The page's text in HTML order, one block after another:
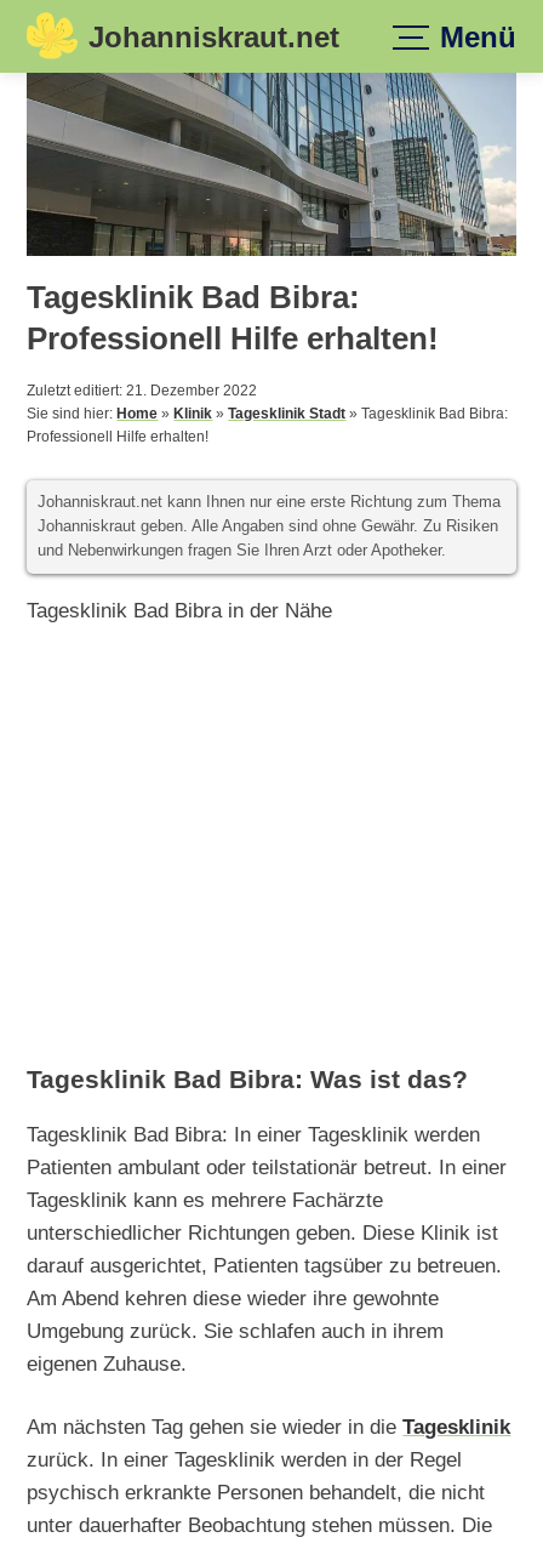
Skip
content
Johanniskraut.net Menü
Tagesklinik Bad Bibra:
Professionell Hilfe erhalten!
Zuletzt editiert: 21. Dezember 2022
Sie sind hier:Home »Klinik »Tagesklinik Stadt »Tagesklinik Bad Bibra:
Professionell Hilfe erhalten!
Johanniskraut.net kann Ihnen nur eine erste Richtung zum Thema
Johanniskraut geben. Alle Angaben sind ohne Gewähr. Zu Risiken
und Nebenwirkungen fragen Sie Ihren Arzt oder Apotheker.
Tagesklinik Bad Bibra in der Nähe
Tagesklinik Bad Bibra: Was ist das?
Tagesklinik Bad Bibra: In einer Tagesklinik werden
Patienten ambulant oder teilstationär betreut. In einer
Tagesklinik kann es mehrere Fachärzte
unterschiedlicher Richtungen geben. Diese Klinik ist
darauf ausgerichtet, Patienten tagsüber zu betreuen.
Am Abend kehren diese wieder ihre gewohnte
Umgebung zurück. Sie schlafen auch in ihrem
eigenen Zuhause.
Am nächsten Tag gehen sie wieder in dieTagesklinik
zurück. In einer Tagesklinik werden in der Regel
psychisch erkrankte Personen behandelt, die nicht
unter dauerhafter Beobachtung stehen müssen. Die